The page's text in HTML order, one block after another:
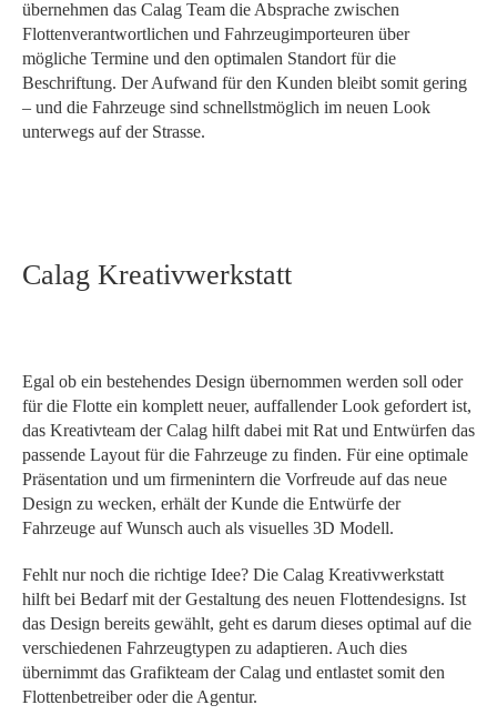
übernehmen das Calag Team die Absprache zwischen
Flottenverantwortlichen und Fahrzeugimporteuren über
mögliche Termine und den optimalen Standort für die
Beschriftung. Der Aufwand für den Kunden bleibt somit gering
– und die Fahrzeuge sind schnellstmöglich im neuen Look
unterwegs auf der Strasse.
Calag Kreativwerkstatt
Egal ob ein bestehendes Design übernommen werden soll oder
für die Flotte ein komplett neuer, auffallender Look gefordert ist,
das Kreativteam der Calag hilft dabei mit Rat und Entwürfen das
passende Layout für die Fahrzeuge zu finden. Für eine optimale
Präsentation und um firmenintern die Vorfreude auf das neue
Design zu wecken, erhält der Kunde die Entwürfe der
Fahrzeuge auf Wunsch auch als visuelles 3D Modell.
Fehlt nur noch die richtige Idee? Die Calag Kreativwerkstatt
hilft bei Bedarf mit der Gestaltung des neuen Flottendesigns. Ist
das Design bereits gewählt, geht es darum dieses optimal auf die
verschiedenen Fahrzeugtypen zu adaptieren. Auch dies
übernimmt das Grafikteam der Calag und entlastet somit den
Flottenbetreiber oder die Agentur.